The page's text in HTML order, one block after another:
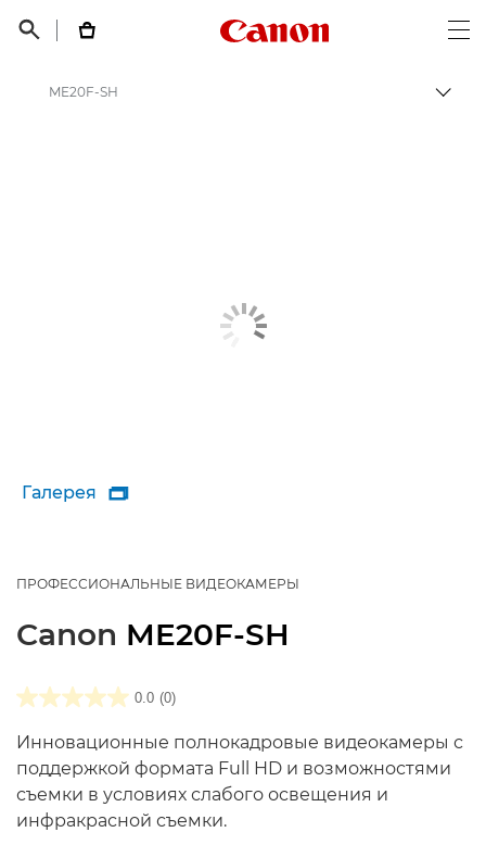
 
Canon Logo, back
ME20F-SH
Галерея 
ПРОФЕССИОНАЛЬНЫЕ ВИДЕОКАМЕРЫ
Canon ME20F-SH
0.0 (0)
Инновационные полнокадровые видеокамеры с
поддержкой формата Full HD и возможностями
съемки в условиях слабого освещения и
инфракрасной съемки.